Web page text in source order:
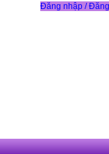
Đăng nhập /